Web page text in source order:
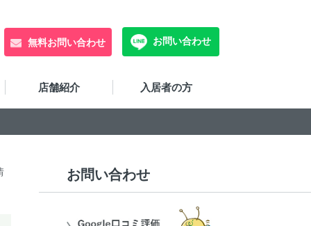
無料お問い合わせ お問い合わせ
店舗紹介 入居者の方
お問い合わせ